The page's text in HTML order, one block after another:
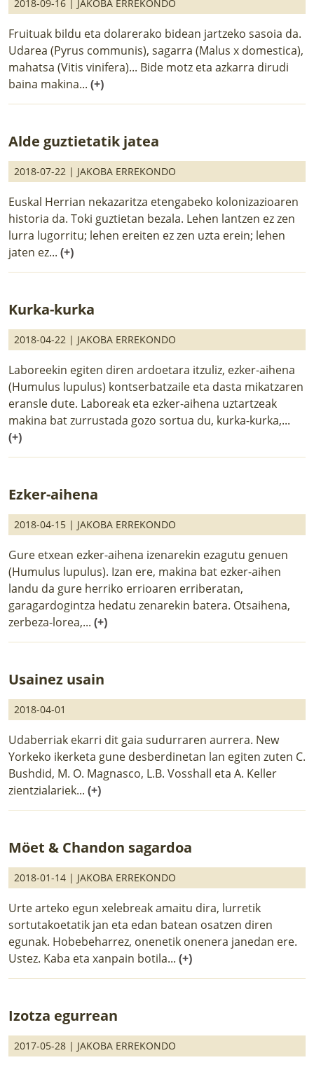
2018-09-16 | JAKOBA ERREKONDO
Fruituak bildu eta dolarerako bidean jartzeko sasoia da.
Udarea (Pyrus communis), sagarra (Malus x domestica),
mahatsa (Vitis vinifera)... Bide motz eta azkarra dirudi
baina makina... (+)
Alde guztietatik jatea
2018-07-22 | JAKOBA ERREKONDO
Euskal Herrian nekazaritza etengabeko kolonizazioaren
historia da. Toki guztietan bezala. Lehen lantzen ez zen
lurra lugorritu; lehen ereiten ez zen uzta erein; lehen
jaten ez... (+)
Kurka-kurka
2018-04-22 | JAKOBA ERREKONDO
Laboreekin egiten diren ardoetara itzuliz, ezker-aihena
(Humulus lupulus) kontserbatzaile eta dasta mikatzaren
eransle dute. Laboreak eta ezker-aihena uztartzeak
makina bat zurrustada gozo sortua du, kurka-kurka,...
(+)
Ezker-aihena
2018-04-15 | JAKOBA ERREKONDO
Gure etxean ezker-aihena izenarekin ezagutu genuen
(Humulus lupulus). Izan ere, makina bat ezker-aihen
landu da gure herriko errioaren erriberatan,
garagardogintza hedatu zenarekin batera. Otsaihena,
zerbeza-lorea,... (+)
Usainez usain
2018-04-01
Udaberriak ekarri dit gaia sudurraren aurrera. New
Yorkeko ikerketa gune desberdinetan lan egiten zuten C.
Bushdid, M. O. Magnasco, L.B. Vosshall eta A. Keller
zientzialariek... (+)
Möet & Chandon sagardoa
2018-01-14 | JAKOBA ERREKONDO
Urte arteko egun xelebreak amaitu dira, lurretik
sortutakoetatik jan eta edan batean osatzen diren
egunak. Hobebeharrez, onenetik onenera janedan ere.
Ustez. Kaba eta xanpain botila... (+)
Izotza egurrean
2017-05-28 | JAKOBA ERREKONDO